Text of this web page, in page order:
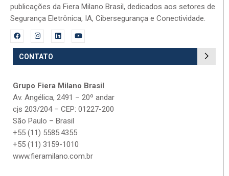
publicações da Fiera Milano Brasil, dedicados aos setores de
Segurança Eletrônica, IA, Cibersegurança e Conectividade.
CONTATO
Grupo Fiera Milano Brasil
Av. Angélica, 2491 – 20º andar
cjs 203/204 – CEP: 01227-200
São Paulo – Brasil
+55 (11) 5585.4355
+55 (11) 3159-1010
www.fieramilano.com.br